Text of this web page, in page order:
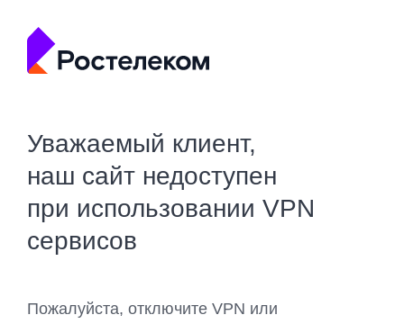
Уважаемый клиент,
наш сайт недоступен
при использовании VPN
сервисов
Пожалуйста, отключите VPN или